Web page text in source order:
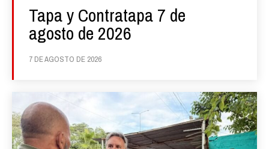
Tapa y Contratapa 7 de
agosto de 2026
7 DE AGOSTO DE 2026